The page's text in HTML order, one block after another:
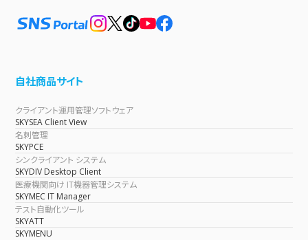
自社商品サイト
クライアント運用管理ソフトウェア
SKYSEA Client View
名刺管理
SKYPCE
シンクライアント システム
SKYDIV Desktop Client
医療機関向け IT機器管理システム
SKYMEC IT Manager
テスト自動化ツール
SKYATT
SKYMENU